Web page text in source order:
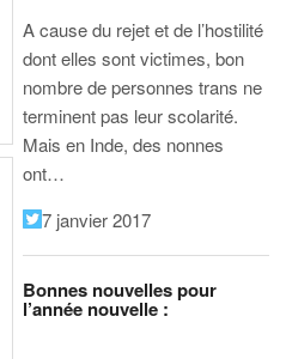
A cause du rejet et de l’hostilité
dont elles sont victimes, bon
nombre de personnes trans ne
terminent pas leur scolarité.
Mais en Inde, des nonnes
ont…
7 janvier 2017
Bonnes nouvelles pour
l’année nouvelle :